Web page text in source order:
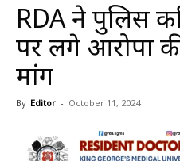
RDA ने पुलिस
पर लगे आरोपों
मांग
By Editor - October 11, 2024